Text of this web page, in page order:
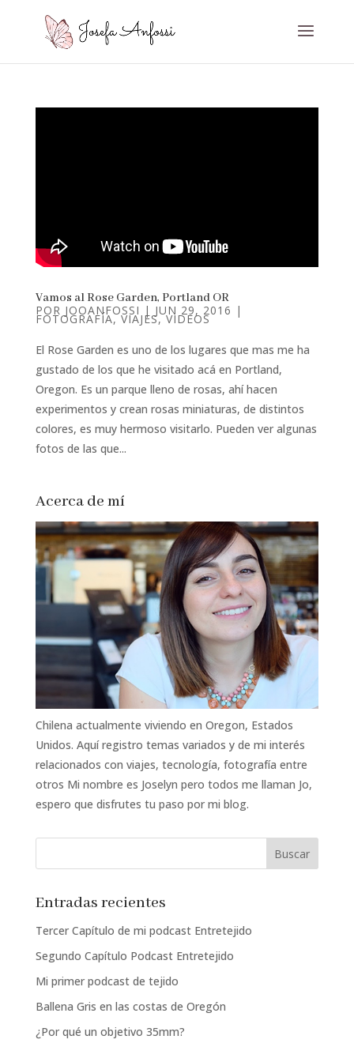
Vamos al Rose Garden, Portland OR
POR JOOANFOSSI | JUN 29, 2016 |
FOTOGRAFÍA,VIAJES,VIDEOS
El Rose Garden es uno de los lugares que mas me ha
gustado de los que he visitado acá en Portland,
Oregon. Es un parque lleno de rosas, ahí hacen
experimentos y crean rosas miniaturas, de distintos
colores, es muy hermoso visitarlo. Pueden ver algunas
fotos de las que...
Acerca de mí
Chilena actualmente viviendo en Oregon, Estados
Unidos. Aquí registro temas variados y de mi interés
relacionados con viajes, tecnología, fotografía entre
otros Mi nombre es Joselyn pero todos me llaman Jo,
espero que disfrutes tu paso por mi blog.
Entradas recientes
Tercer Capítulo de mi podcast Entretejido
Segundo Capítulo Podcast Entretejido
Mi primer podcast de tejido
Ballena Gris en las costas de Oregón
¿Por qué un objetivo 35mm?